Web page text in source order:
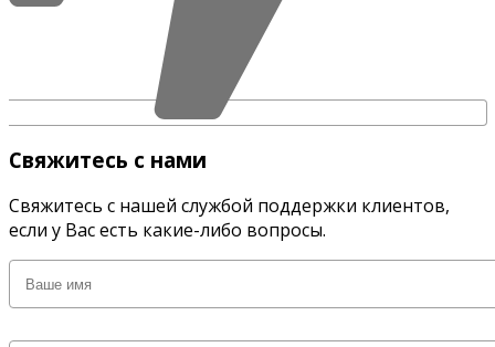
Свяжитесь с нами
Свяжитесь с нашей службой поддержки клиентов,
если у Вас есть какие-либо вопросы.